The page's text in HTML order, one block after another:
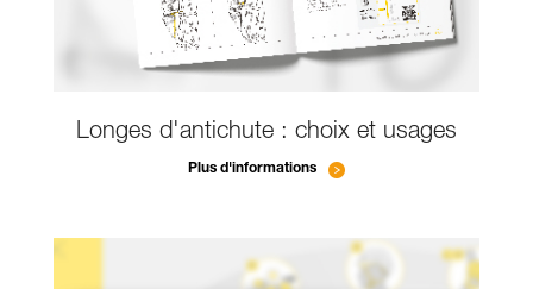
Longes d'antichute : choix et usages
Plus d'informations